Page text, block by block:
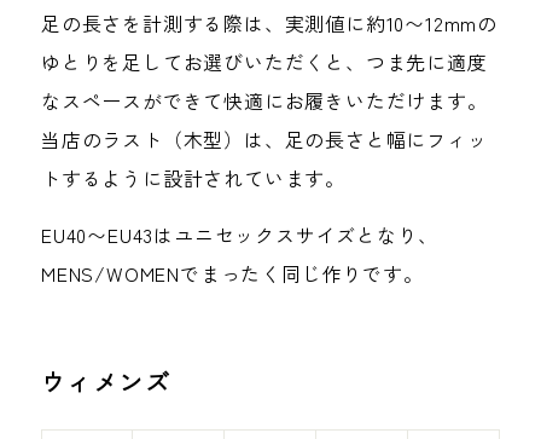
足の長さを計測する際は、実測値に約10〜12mmの
ゆとりを足してお選びいただくと、つま先に適度
なスペースができて快適にお履きいただけます。
当店のラスト（木型）は、足の長さと幅にフィッ
トするように設計されています。
EU40〜EU43はユニセックスサイズとなり、
MENS/WOMENでまったく同じ作りです。
ウィメンズ